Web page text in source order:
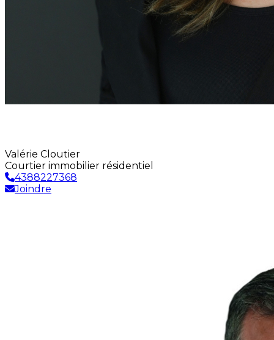
Valérie Cloutier
Courtier immobilier résidentiel
4388227368
Joindre